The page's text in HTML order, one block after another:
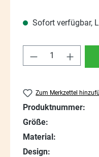
Sofort verfügbar,
Produkt
Zum Merkzettel
Produktnummer:
Größe:
Material:
Design: